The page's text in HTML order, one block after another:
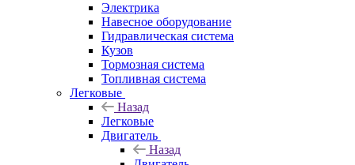
Электрика
Навесное оборудование
Гидравлическая система
Кузов
Тормозная система
Топливная система
Легковые
Назад
Легковые
Двигатель
Назад